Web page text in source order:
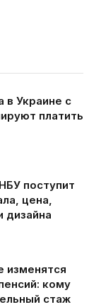
в Украине с
платить
поступит
цена,
дизайна
изменятся
кому
стаж